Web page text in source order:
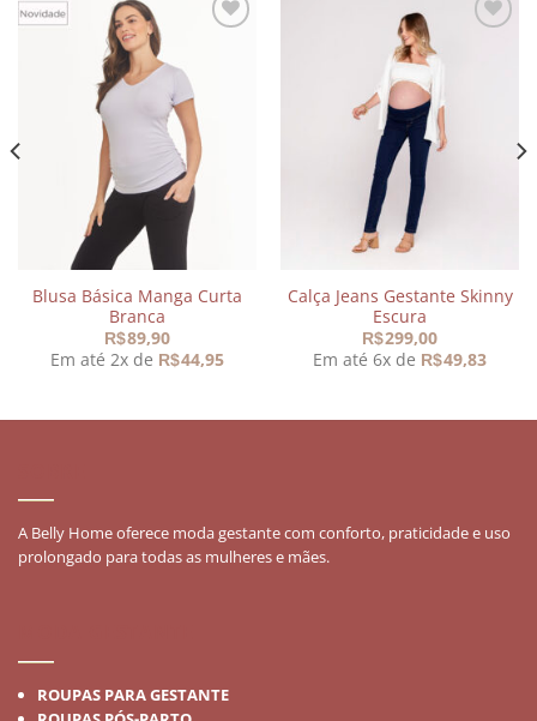
Adicionar
meus
desejos
Blusa Básica Manga Curta
Branca
R$89,90
Em até 2x de R$44,95
Calça Jeans Gestante Skinny
Escura
R$299,00
Em até 6x de R$49,83
A Belly Home oferece moda gestante com conforto, praticidade e uso
prolongado para todas as mulheres e mães.
ROUPAS PARA GESTANTE